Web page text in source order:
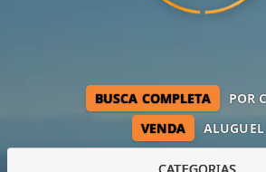
VENDA ALUGUEL
BUSCA COMPLETA POR